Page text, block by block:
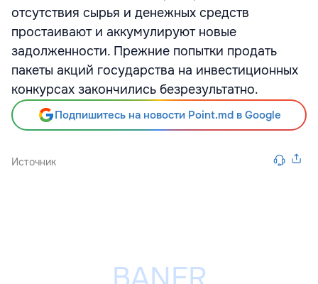
отсутствия сырья и денежных средств
простаивают и аккумулируют новые
задолженности. Прежние попытки продать
пакеты акций государства на инвестиционных
конкурсах закончились безрезультатно.
Подпишитесь на новости Point.md в Google
Источник